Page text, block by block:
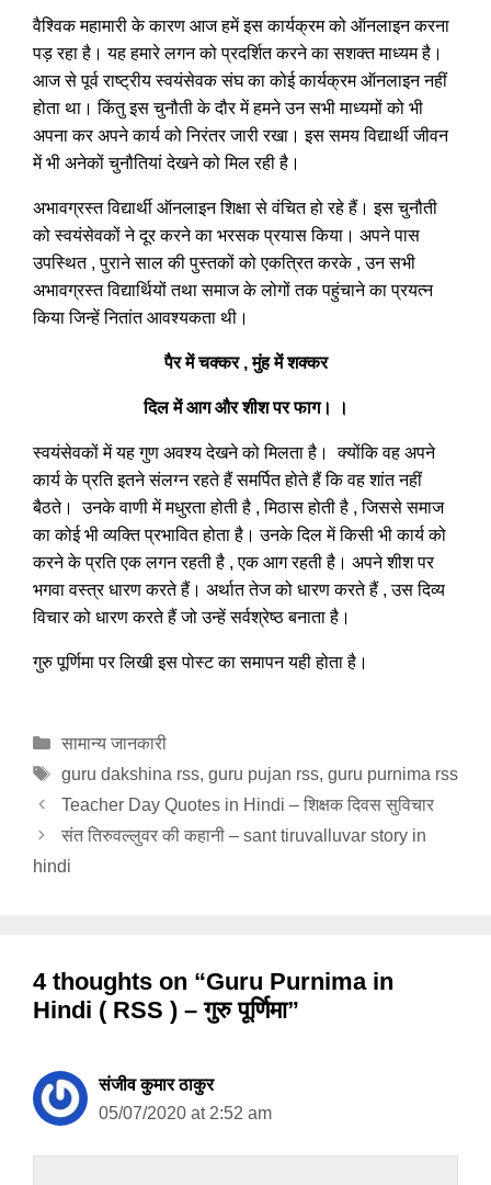
वैश्विक महामारी के कारण आज हमें इस कार्यक्रम को ऑनलाइन करना
पड़ रहा है। यह हमारे लगन को प्रदर्शित करने का सशक्त माध्यम है।
आज से पूर्व राष्ट्रीय स्वयंसेवक संघ का कोई कार्यक्रम ऑनलाइन नहीं
होता था। किंतु इस चुनौती के दौर में हमने उन सभी माध्यमों को भी
अपना कर अपने कार्य को निरंतर जारी रखा। इस समय विद्यार्थी जीवन
में भी अनेकों चुनौतियां देखने को मिल रही है।
अभावग्रस्त विद्यार्थी ऑनलाइन शिक्षा से वंचित हो रहे हैं। इस चुनौती
को स्वयंसेवकों ने दूर करने का भरसक प्रयास किया। अपने पास
उपस्थित , पुराने साल की पुस्तकों को एकत्रित करके , उन सभी
अभावग्रस्त विद्यार्थियों तथा समाज के लोगों तक पहुंचाने का प्रयत्न
किया जिन्हें नितांत आवश्यकता थी।
पैर में चक्कर , मुंह में शक्कर
दिल में आग और शीश पर फाग। ।
स्वयंसेवकों में यह गुण अवश्य देखने को मिलता है। क्योंकि वह अपने
कार्य के प्रति इतने संलग्न रहते हैं समर्पित होते हैं कि वह शांत नहीं
बैठते। उनके वाणी में मधुरता होती है , मिठास होती है , जिससे समाज
का कोई भी व्यक्ति प्रभावित होता है। उनके दिल में किसी भी कार्य को
करने के प्रति एक लगन रहती है , एक आग रहती है। अपने शीश पर
भगवा वस्त्र धारण करते हैं। अर्थात तेज को धारण करते हैं , उस दिव्य
विचार को धारण करते हैं जो उन्हें सर्वश्रेष्ठ बनाता है।
गुरु पूर्णिमा पर लिखी इस पोस्ट का समापन यही होता है।
Categories
सामान्य जानकारी
Tags
guru dakshina rss, guru pujan rss, guru purnima rss
Teacher Day Quotes in Hindi – शिक्षक दिवस सुविचार
संत तिरुवल्लुवर की कहानी – sant tiruvalluvar story in
hindi
4 thoughts on “Guru Purnima in
Hindi ( RSS ) – गुरु पूर्णिमा”
संजीव कुमार ठाकुर
05/07/2020 at 2:52 am